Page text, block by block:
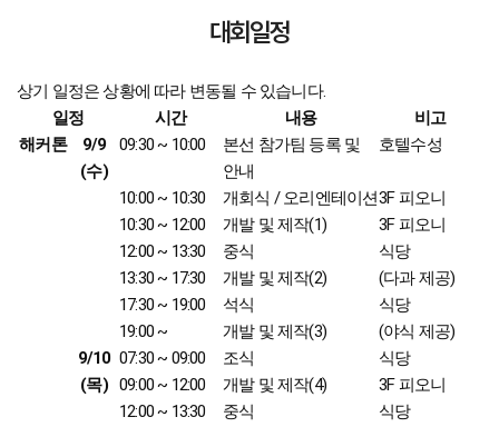
대회일정
상기 일정은 상황에 따라 변동될 수 있습니다.
일정
시간 내용
비고
해커톤
9/9
(수)
09:30 ~ 10:00
본선 참가팀 등록 및
안내
호텔수성
10:00 ~ 10:30 개회식 / 오리엔테이션3F 피오니
10:30 ~ 12:00
개발 및 제작(1)
3F 피오니
12:00 ~ 13:30
중식
식당
13:30 ~ 17:30
개발 및 제작(2)
(다과 제공)
17:30 ~ 19:00
석식
식당
19:00 ~
개발 및 제작(3)
(야식 제공)
9/10
(목)
07:30 ~ 09:00 조식
식당
09:00 ~ 12:00
개발 및 제작(4)
3F 피오니
12:00 ~ 13:30
중식
식당